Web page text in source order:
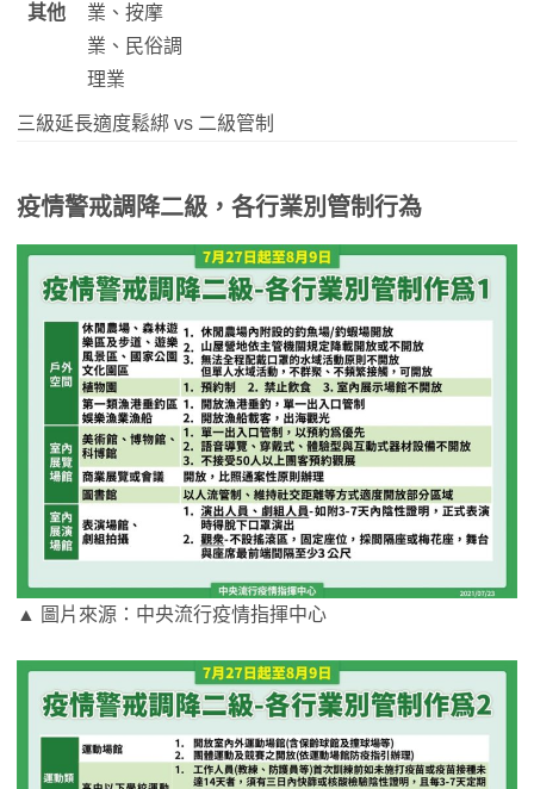
其他
業、按摩
業、民俗調
理業
三級延長適度鬆綁 vs 二級管制
疫情警戒調降二級，各行業別管制行為
▲ 圖片來源：中央流行疫情指揮中心